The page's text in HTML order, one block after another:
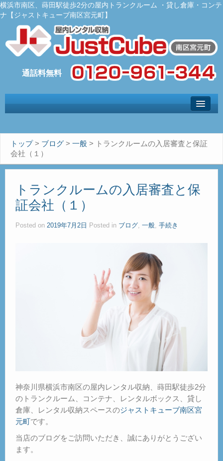
横浜市南区、蒔田駅徒歩2分の屋内トランクルーム ・貸し倉庫・コンテ
ナ【ジャストキューブ南区宮元町】
トップ
– Top –
ご利用案内
– User guide –
サイズ料金
ご見学
ご契約の流れ
– Agreement –
交通アクセス
– Access –
会社案内
– Company –
トップ> ブログ > 一般 > トランクルームの入居審査と保証
会社（１）
トランクルームの入居審査と保
証会社（１）
Posted on 2019年7月2日 Posted in ブログ, 一般, 手続き
神奈川県横浜市南区の屋内レンタル収納、蒔田駅徒歩2分
のトランクルーム、コンテナ、レンタルボックス、貸し
倉庫、レンタル収納スペースのジャストキューブ南区宮
元町です。
当店のブログをご訪問いただき、誠にありがとうござい
ます。